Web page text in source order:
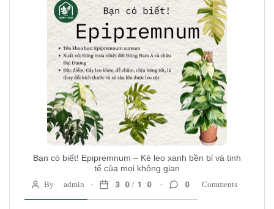
Bạn có biết! Epipremnum – Kẻ leo xanh bền bỉ và tinh
tế của mọi không gian
By admin
30/10 0 Comments